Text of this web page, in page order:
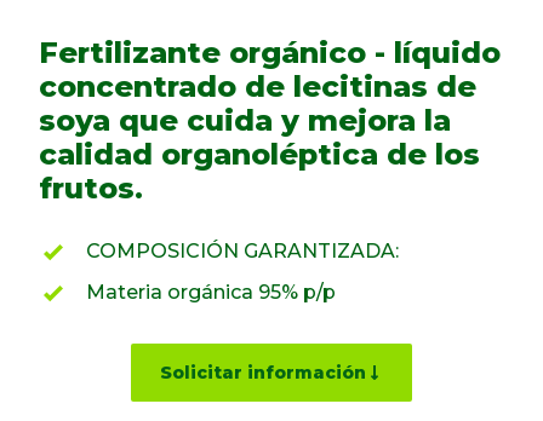
Fertilizante orgánico - líquido
concentrado de lecitinas de
soya que cuida y mejora la
calidad organoléptica de los
frutos.
COMPOSICIÓN GARANTIZADA:
Materia orgánica 95% p/p
Solicitar información